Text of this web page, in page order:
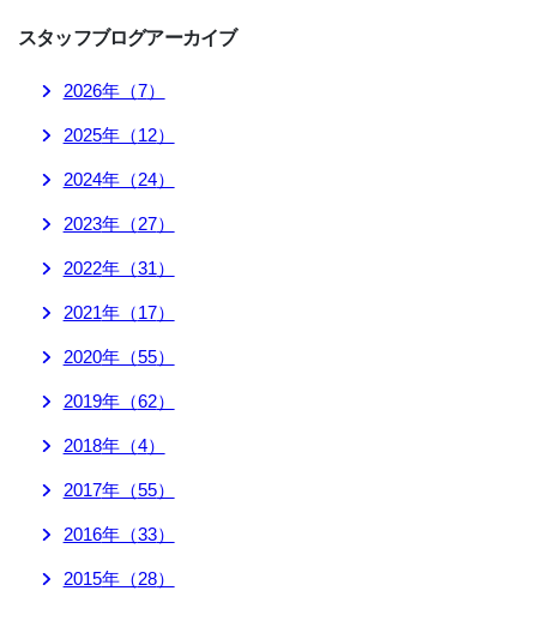
スタッフブログアーカイブ
2026年（7）
2025年（12）
2024年（24）
2023年（27）
2022年（31）
2021年（17）
2020年（55）
2019年（62）
2018年（4）
2017年（55）
2016年（33）
2015年（28）